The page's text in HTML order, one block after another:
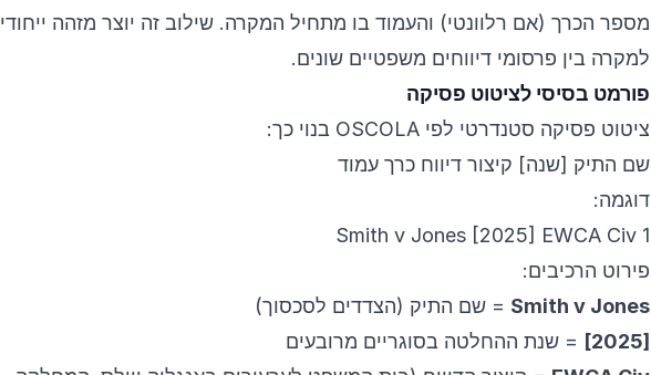
מספר הכרך (אם רלוונטי) והעמוד בו מתחיל המקרה. שילוב זה יוצר מזהה ייחודי
למקרה בין פרסומי דיווחים משפטיים שונים.
פורמט בסיסי לציטוט פסיקה
ציטוט פסיקה סטנדרטי לפי OSCOLA בנוי כך:
שם התיק [שנה] קיצור דיווח כרך עמוד
דוגמה:
Smith v Jones [2025] EWCA Civ 1
פירוט הרכיבים:
Smith v Jones = שם התיק (הצדדים לסכסוך)
[2025]
= שנת ההחלטה בסוגריים מרובעים